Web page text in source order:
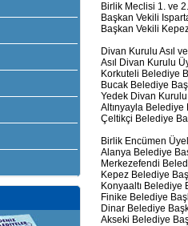
Birlik Meclisi 1. ve
Başkan Vekili
Başkan Vekili
Divan Kurulu Asıl
Asıl Divan Kurulu
Korkuteli Belediye
Bucak Belediye
Yedek Divan
Altınyayla Belediye
Çeltikçi Belediye
Birlik Encümen
Alanya Belediye
Merkezefendi
Kepez Belediye
Konyaaltı Belediye
Finike Belediye
Dinar Belediye
Akseki Belediye